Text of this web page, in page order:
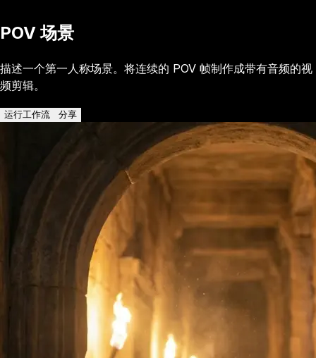
POV 场景
描述一个第一人称场景。将连续的 POV 帧制作成带有音频的视
频剪辑。
运行工作流 分享